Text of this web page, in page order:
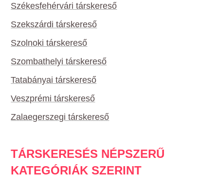
Székesfehérvári társkereső
Szekszárdi társkereső
Szolnoki társkereső
Szombathelyi társkereső
Tatabányai társkereső
Veszprémi társkereső
Zalaegerszegi társkereső
TÁRSKERESÉS NÉPSZERŰ
KATEGÓRIÁK SZERINT